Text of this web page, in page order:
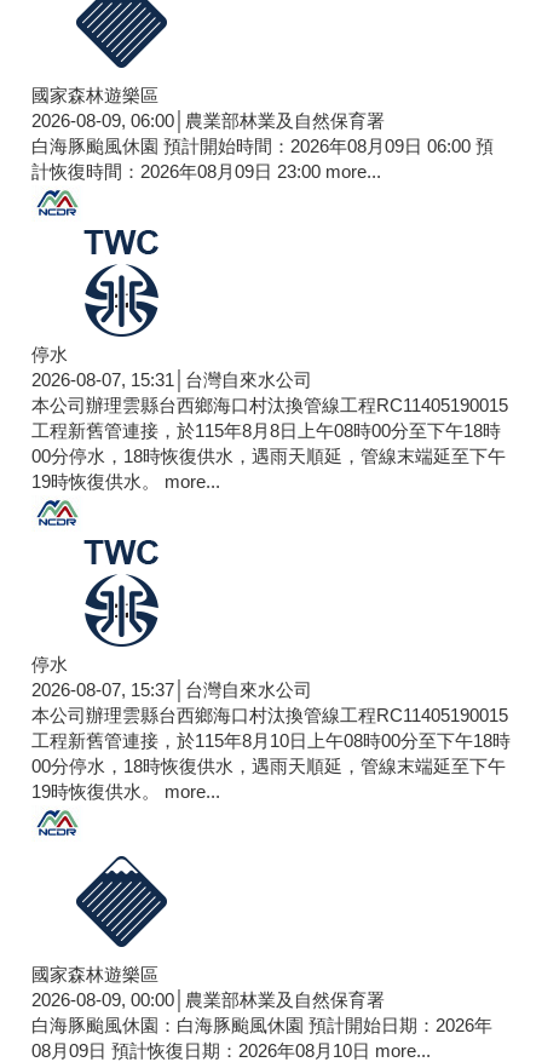
國家森林遊樂區
2026-08-09, 06:00│農業部林業及自然保育署
白海豚颱風休園 預計開始時間：2026年08月09日 06:00 預
計恢復時間：2026年08月09日 23:00 more...
停水
2026-08-07, 15:31│台灣自來水公司
本公司辦理雲縣台西鄉海口村汰換管線工程RC11405190015
工程新舊管連接，於115年8月8日上午08時00分至下午18時
00分停水，18時恢復供水，遇雨天順延，管線末端延至下午
19時恢復供水。 more...
停水
2026-08-07, 15:37│台灣自來水公司
本公司辦理雲縣台西鄉海口村汰換管線工程RC11405190015
工程新舊管連接，於115年8月10日上午08時00分至下午18時
00分停水，18時恢復供水，遇雨天順延，管線末端延至下午
19時恢復供水。 more...
國家森林遊樂區
2026-08-09, 00:00│農業部林業及自然保育署
白海豚颱風休園：白海豚颱風休園 預計開始日期：2026年
08月09日 預計恢復日期：2026年08月10日 more...